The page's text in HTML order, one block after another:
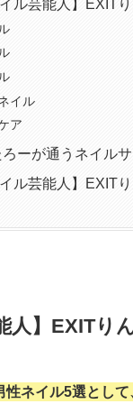
イル芸能人】EXIT
イル
ア
ーが通うネイル
イル芸能人】EXIT
人】EXITり
ネイル5選とし